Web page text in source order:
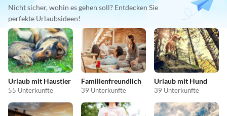
Nicht sicher, wohin es gehen soll? Entdecken Sie
perfekte Urlaubsideen!
Urlaub mit Haustier
55 Unterkünfte
Familienfreundlich
39 Unterkünfte
Urlaub mit Hund
39 Unterkünfte